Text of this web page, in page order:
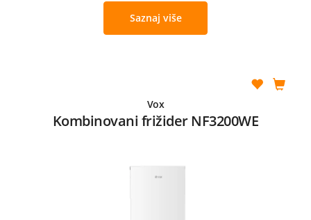
Saznaj više
Vox
Kombinovani frižider NF3200WE